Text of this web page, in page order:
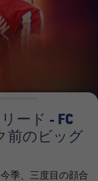
ード - FC
前のビッグ
季、三度目の顔合